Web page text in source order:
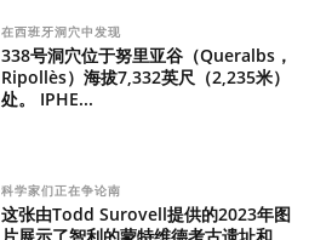
在西班牙洞穴中发现
338号洞穴位于努里亚谷（Queralbs，
Ripollès）海拔7,332英尺（2,235米）
处。 IPHE...
科学家们正在争论南
这张由Todd Surovell提供的2023年图